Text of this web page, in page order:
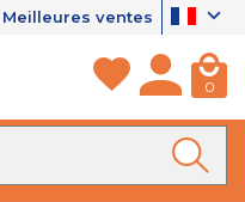
Meilleures ventes
0